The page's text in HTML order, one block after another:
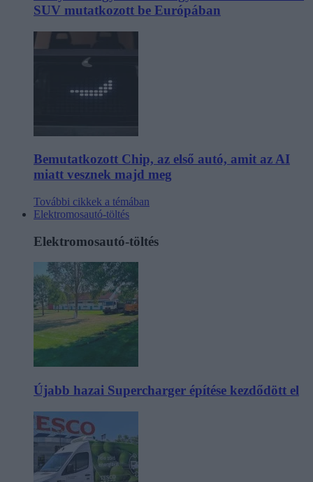
SUV mutatkozott be Európában
Bemutatkozott Chip, az első autó, amit az AI
miatt vesznek majd meg
További cikkek a témában
Elektromosautó-töltés
Elektromosautó-töltés
Újabb hazai Supercharger építése kezdődött el